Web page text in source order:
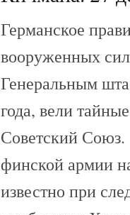
Германское
вооруженных
Генеральным
года, вели
Советский Союз.
финской армии
известно при